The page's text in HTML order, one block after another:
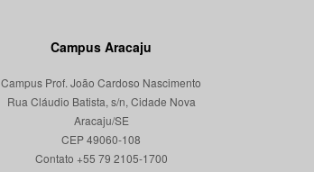
Campus Aracaju
Campus Prof. João Cardoso Nascimento
Rua Cláudio Batista, s/n, Cidade Nova
Aracaju/SE
CEP 49060-108